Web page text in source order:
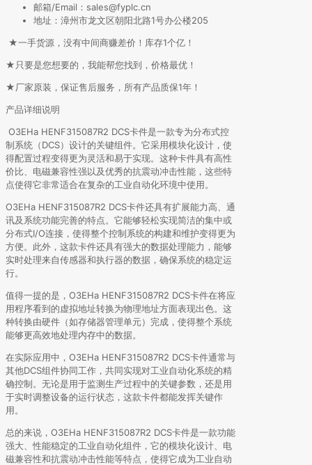
邮箱/Email：sales@fyplc.cn
地址：漳州市龙文区朝阳北路1号办公楼205
★一手货源，没有中间商赚差价！库存1个亿！
★只要是您想要的，我能帮您找到，价格最优！
★厂家原装，保证售后服务，所有产品质保1年！
产品详细说明
O3EHa HENF315087R2 DCS卡件是一款专为分布式控
制系统（DCS）设计的关键组件。它采用模块化设计，使
得配置过程变得更为灵活和易于实现。这种卡件具有高性
价比、电磁兼容性强以及优秀的抗震动冲击性能，这些特
点使得它非常适合在复杂的工业自动化环境中使用。
O3EHa HENF315087R2 DCS卡件还具有扩展能力高、通
讯及系统功能完善的特点。它能够轻松实现简洁的集中或
分布式I/O连接，使得整个控制系统的构建和维护变得更为
方便。此外，这款卡件还具有强大的数据处理能力，能够
实时处理来自传感器和执行器的数据，确保系统的稳定运
行。
值得一提的是，O3EHa HENF315087R2 DCS卡件在将应
用程序看到的虚拟地址转换为物理地址方面表现出色。这
种转换由硬件（如存储器管理单元）完成，使得整个系统
能够更高效地处理内存中的数据。
在实际应用中，O3EHa HENF315087R2 DCS卡件通常与
其他DCS组件协同工作，共同实现对工业自动化系统的精
确控制。无论是用于监测生产过程中的关键参数，还是用
于实时调整设备的运行状态，这款卡件都能发挥关键作
用。
总的来说，O3EHa HENF315087R2 DCS卡件是一款功能
强大、性能稳定的工业自动化组件，它的模块化设计、电
磁兼容性和抗震动冲击性能等特点，使得它成为工业自动